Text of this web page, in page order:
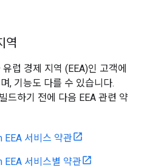
역
럽 경제 지역 (EEA)인 고객에
, 기능도 다를 수 있습니다.
하기 전에 다음 EEA 관련 약
서비스 약관
서비스별 약관